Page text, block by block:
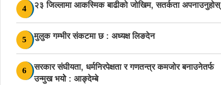
4 २३ जिल्लामा आकस्मिक बाढीको जोखिम, सतर्कता अपनाउनुहोस्
5 मुलुक गम्भीर संकटमा छ : अध्यक्ष लिङदेन
6
सरकार संघीयता, धर्मनिरपेक्षता र गणतन्त्र कमजोर बनाउनेतर्फ
उन्मुख भयोे : आङ्देम्बे